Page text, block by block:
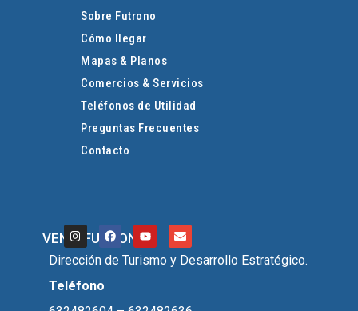
Sobre Futrono
Cómo llegar
Mapas & Planos
Comercios & Servicios
Teléfonos de Utilidad
Preguntas Frecuentes
Contacto
VEN A FUTRONO
Dirección de Turismo y Desarrollo Estratégico.
Teléfono